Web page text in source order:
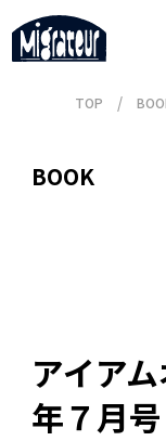
TOP
BOOK
アイア
年７月号